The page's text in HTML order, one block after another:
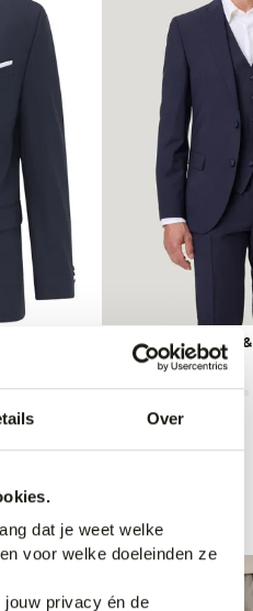
Over
dat je weet welke
voor welke doeleinden ze
jouw privacy én de
Pierre Cardin Mix
249,99
ook